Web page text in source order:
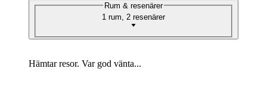
1 rum, 2 resenärer
Rum & resenärer
Hämtar resor. Var god vänta...